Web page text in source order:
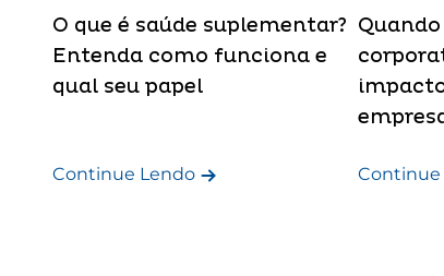
O que é saúde suplementar?
Entenda como funciona e
qual seu papel
Continue Lendo Continue